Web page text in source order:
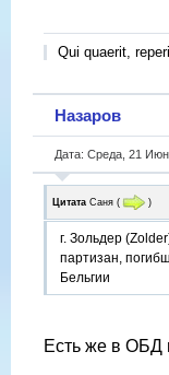
Qui quaerit,
Назаров
Дата: Среда, 21
Цитата Саня ( )
г. Зольдер
партизан,
Бельгии
Есть же в ОБД